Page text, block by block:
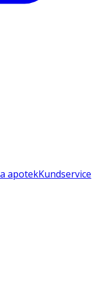
apotekKundservice